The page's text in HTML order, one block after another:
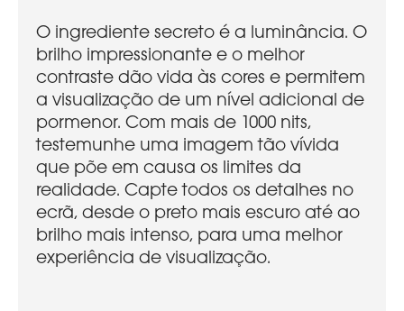
O ingrediente secreto é a luminância. O
brilho impressionante e o melhor
contraste dão vida às cores e permitem
a visualização de um nível adicional de
pormenor. Com mais de 1000 nits,
testemunhe uma imagem tão vívida
que põe em causa os limites da
realidade. Capte todos os detalhes no
ecrã, desde o preto mais escuro até ao
brilho mais intenso, para uma melhor
experiência de visualização.